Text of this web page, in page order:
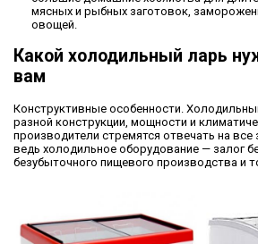
мясных и рыбных заготовок,
овощей.
Какой холодильный ларь
вам
Конструктивные особенности.
разной конструкции, мощности и
производители стремятся отвечать на все
ведь холодильное оборудование — залог
безубыточного пищевого производства и